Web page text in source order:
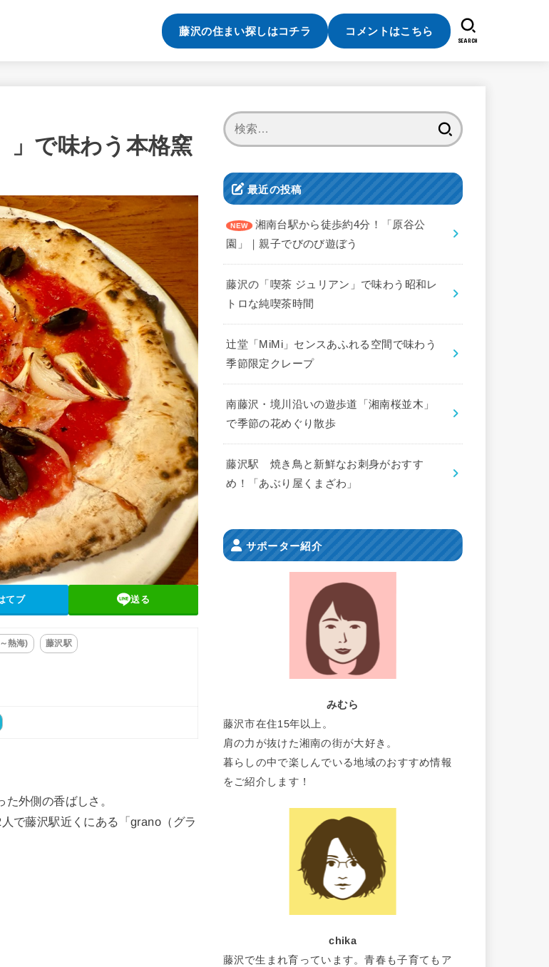
藤沢の住まい探しはコチラ コメントはこちら
SEARCH
」で味わう本格窯
てブ 送る
熱海) 藤沢駅
外側の香ばしさ。
で藤沢駅近くにある「grano（グラ
最近の投稿
湘南台駅から徒歩約4分！「原谷公
園」｜親子でびのび遊ぼう
藤沢の「喫茶 ジュリアン」で味わう昭和レ
トロな純喫茶時間
辻堂「MiMi」センスあふれる空間で味わう
季節限定クレープ
南藤沢・境川沿いの遊歩道「湘南桜並木」
で季節の花めぐり散歩
藤沢駅 焼き鳥と新鮮なお刺身がおすす
め！「あぶり屋くまざわ」
サポーター紹介
みむら
藤沢市在住15年以上。
肩の力が抜けた湘南の街が大好き。
暮らしの中で楽しんでいる地域のおすすめ情報
をご紹介します！
chika
藤沢で生まれ育っています。青春も子育てもア